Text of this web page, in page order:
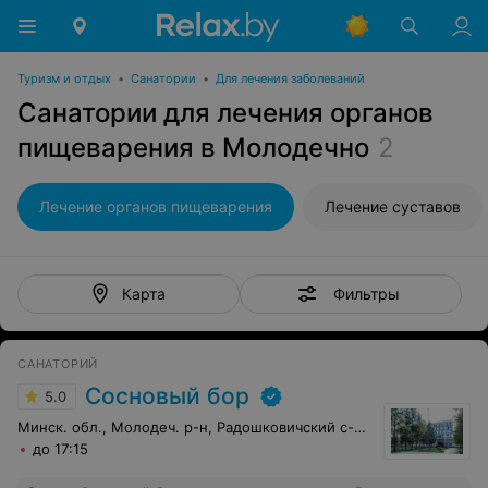
Туризм и отдых • Санатории • Для лечения заболеваний
Санатории для лечения органов
пищеварения в Молодечно 2
Лечение органов пищеварения Лечение суставов
Карта Фильтры
САНАТОРИЙ
5.0 Сосновый бор
Минск. обл., Молодеч. р-н, Радошковичский c-с, 1
до 17:15